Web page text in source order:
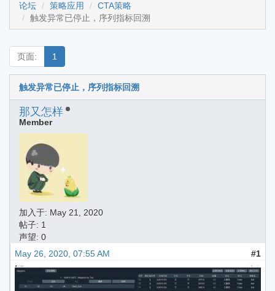
论坛 策略应用
CTA策略
触发异常已停止，序列指标回溯
页面: 1
触发异常已停止，序列指标回溯
那又怎样
Member
加入于: May 21, 2020
帖子: 1
声望: 0
May 26, 2020, 07:55 AM
#1